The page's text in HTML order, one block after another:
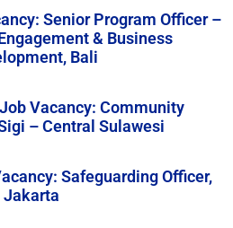
Senior Program Officer –
& Business
Bali
Vacancy: Community
– Central Sulawesi
Safeguarding Officer,
Jakarta